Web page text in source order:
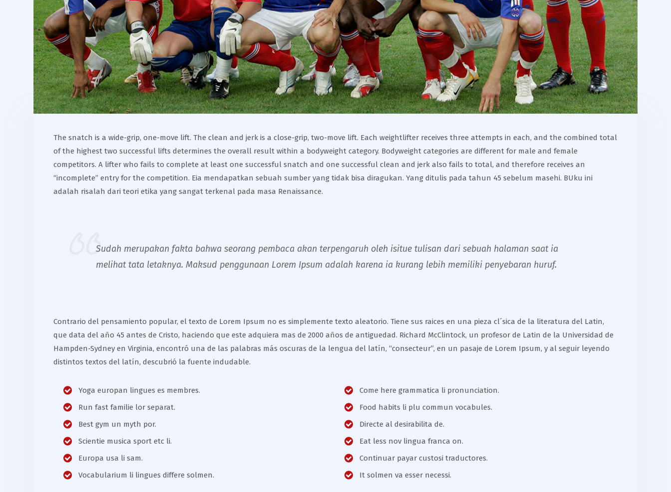
The snatch is a wide-grip, one-move lift. The clean and jerk is a close-grip, two-move lift. Each weightlifter receives three attempts in each, and the combined total
of the highest two successful lifts determines the overall result within a bodyweight category. Bodyweight categories are different for male and female
competitors. A lifter who fails to complete at least one successful snatch and one successful clean and jerk also fails to total, and therefore receives an
“incomplete” entry for the competition. Eia mendapatkan sebuah sumber yang tidak bisa diragukan. Yang ditulis pada tahun 45 sebelum masehi. BUku ini
adalah risalah dari teori etika yang sangat terkenal pada masa Renaissance.
Sudah merupakan fakta bahwa seorang pembaca akan terpengaruh oleh isitue tulisan dari sebuah halaman saat ia
melihat tata letaknya. Maksud penggunaan Lorem Ipsum adalah karena ia kurang lebih memiliki penyebaran huruf.
Contrario del pensamiento popular, el texto de Lorem Ipsum no es simplemente texto aleatorio. Tiene sus raices en una pieza cl´sica de la literatura del Latin,
que data del año 45 antes de Cristo, haciendo que este adquiera mas de 2000 años de antiguedad. Richard McClintock, un profesor de Latin de la Universidad de
Hampden-Sydney en Virginia, encontró una de las palabras más oscuras de la lengua del latín, “consecteur”, en un pasaje de Lorem Ipsum, y al seguir leyendo
distintos textos del latín, descubrió la fuente indudable.
Yoga europan lingues es membres.
Run fast familie lor separat.
Best gym un myth por.
Scientie musica sport etc li.
Europa usa li sam.
Vocabularium li lingues differe solmen.
Come here grammatica li pronunciation.
Food habits li plu commun vocabules.
Directe al desirabilita de.
Eat less nov lingua franca on.
Continuar payar custosi traductores.
It solmen va esser necessi.